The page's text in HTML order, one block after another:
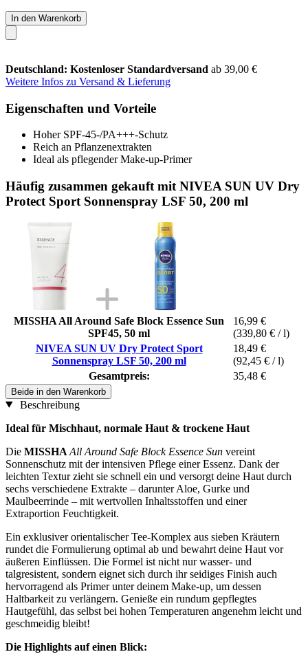
In den Warenkorb
Deutschland: Kostenloser Standardversand ab 39,00 €
Weitere Infos zu Versand & Lieferung
Eigenschaften und Vorteile
Hoher SPF-45-/PA+++-Schutz
Reich an Pflanzenextrakten
Ideal als pflegender Make-up-Primer
Häufig zusammen gekauft mit NIVEA SUN UV Dry
Protect Sport Sonnenspray LSF 50, 200 ml
MISSHA All Around Safe Block Essence Sun
SPF45, 50 ml
16,99 €
(339,80 € / l)
NIVEA SUN UV Dry Protect Sport
Sonnenspray LSF 50, 200 ml
18,49 €
(92,45 € / l)
Gesamtpreis:
35,48 €
Beide in den Warenkorb
Beschreibung
Ideal für Mischhaut, normale Haut & trockene Haut
Die MISSHA All Around Safe Block Essence Sun vereint
Sonnenschutz mit der intensiven Pflege einer Essenz. Dank der
leichten Textur zieht sie schnell ein und versorgt deine Haut durch
sechs verschiedene Extrakte – darunter Aloe, Gurke und
Maulbeerrinde – mit wertvollen Inhaltsstoffen und einer
Extraportion Feuchtigkeit.
Ein exklusiver orientalischer Tee-Komplex aus sieben Kräutern
rundet die Formulierung optimal ab und bewahrt deine Haut vor
äußeren Einflüssen. Die Formel ist nicht nur wasser- und
talgresistent, sondern eignet sich durch ihr seidiges Finish auch
hervorragend als Primer unter deinem Make-up, um dessen
Haltbarkeit zu verlängern. Genieße ein rundum gepflegtes
Hautgefühl, das selbst bei hohen Temperaturen angenehm leicht und
geschmeidig bleibt!
Die Highlights auf einen Blick: